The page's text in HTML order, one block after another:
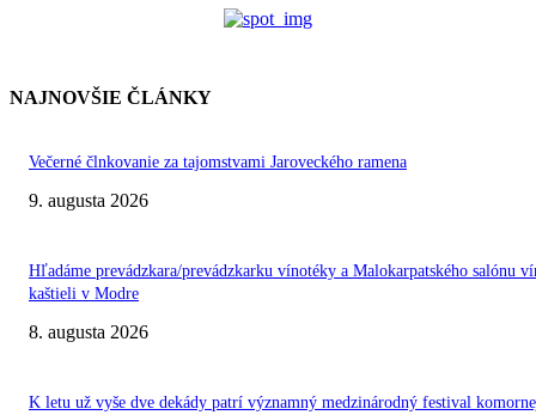
NAJNOVŠIE ČLÁNKY
Večerné člnkovanie za tajomstvami Jaroveckého ramena
9. augusta 2026
Hľadáme prevádzkara/prevádzkarku vínotéky a Malokarpatského salónu
kaštieli v Modre
8. augusta 2026
K letu už vyše dve dekády patrí významný medzinárodný festival